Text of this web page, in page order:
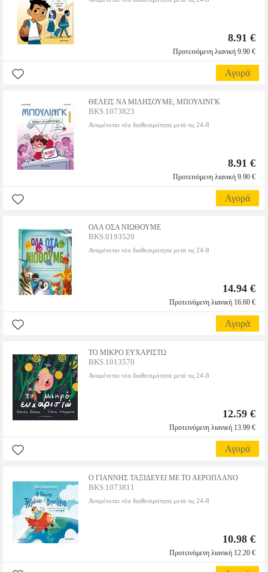
8.91 €
Προτεινόμενη λιανική 9.90 €
Αγορά
ΘΕΛΕΙΣ ΝΑ ΜΙΛΗΣΟΥΜΕ; ΜΠΟΥΛΙΝΓΚ
BKS.1073823
Αναμένεται νέα διαθεσιμότητα μετά τις 24-8
8.91 €
Προτεινόμενη λιανική 9.90 €
Αγορά
ΟΛΑ ΟΣΑ ΝΙΩΘΟΥΜΕ
BKS.0193520
Αναμένεται νέα διαθεσιμότητα μετά τις 24-8
14.94 €
Προτεινόμενη λιανική 16.60 €
Αγορά
ΤΟ ΜΙΚΡΟ ΕΥΧΑΡΙΣΤΩ
BKS.1013570
Αναμένεται νέα διαθεσιμότητα μετά τις 24-8
12.59 €
Προτεινόμενη λιανική 13.99 €
Αγορά
Ο ΓΙΑΝΝΗΣ ΤΑΞΙΔΕΥΕΙ ΜΕ ΤΟ ΑΕΡΟΠΛΑΝΟ
BKS.1073811
Αναμένεται νέα διαθεσιμότητα μετά τις 24-8
10.98 €
Προτεινόμενη λιανική 12.20 €